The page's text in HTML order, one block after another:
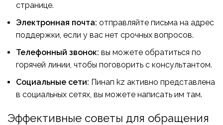
странице.
Электронная почта: отправляйте письма на адрес
поддержки, если у вас нет срочных вопросов.
Телефонный звонок: вы можете обратиться по
горячей линии, чтобы поговорить с консультантом.
Социальные сети: Пинап kz активно представлена
в социальных сетях, вы можете написать им там.
Эффективные советы для обращения